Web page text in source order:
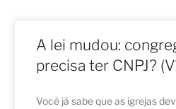
A lei mudou:
precisa ter CNPJ?
Você já sabe que as igrejas